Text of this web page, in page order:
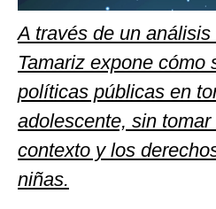
A través de un
Tamariz expone cómo
políticas públicas en
adolescente, sin
contexto y los
niñas.